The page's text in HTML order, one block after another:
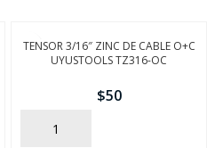
TENSOR 3/16″ ZINC DE CABLE O+C
UYUSTOOLS TZ316-OC
$50
AÑADIR